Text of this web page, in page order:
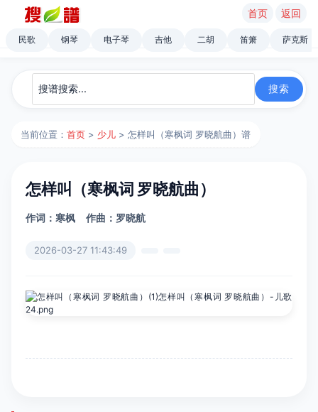
首页 返回
民歌 钢琴 电子琴 吉他 二胡 笛箫 萨克斯
当前位置：首页 > 少儿 > 怎样叫（寒枫词 罗晓航曲）谱
怎样叫（寒枫词 罗晓航曲）
作词：寒枫 作曲：罗晓航
2026-03-27 11:43:49